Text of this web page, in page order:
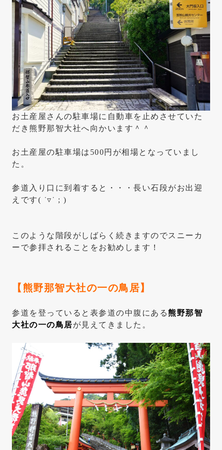
お土産屋さんの駐車場に自動車を止めさせていた
だき熊野那智大社へ向かいます＾＾
お土産屋の駐車場は500円が相場となっていまし
た。
参道入り口に到着すると・・・長い石段がお出迎
えです( ˙▿˙ ; )
このような階段がしばらく続きますのでスニーカ
ーで参拝されることをお勧めします！
【熊野那智大社の一の鳥居】
参道を登っていると表参道の中腹にある熊野那智
大社の一の鳥居が見えてきました。